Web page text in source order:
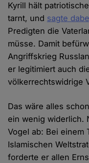
Kyrill hält
tarnt, und sagte
Predigten die
müsse. Damit
Angriffskrieg
er legitimiert auch
völkerrechtswidrige
Das wäre alles
ein wenig widerlich.
Vogel ab: Bei einem
Islamischen
forderte er allen